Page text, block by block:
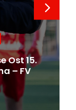
Ost 15.
– FV